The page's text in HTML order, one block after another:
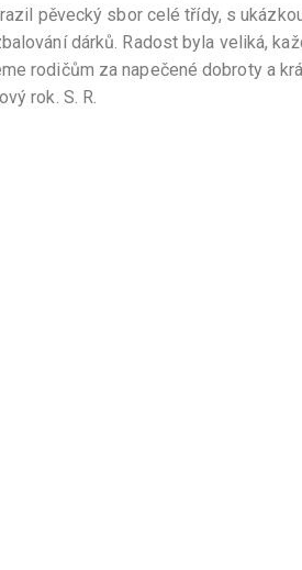
pěvecký sbor celé třídy, s
dárků. Radost byla veliká,
rodičům za napečené dobroty a
rok. S. R.